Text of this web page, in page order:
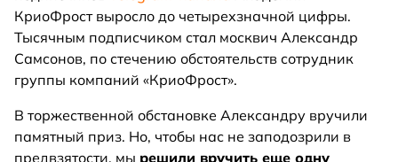
КриоФрост выросло до четырехзначной цифры.
Тысячным подписчиком стал москвич Александр
Самсонов, по стечению обстоятельств сотрудник
группы компаний «КриоФрост».
В торжественной обстановке Александру вручили
памятный приз. Но, чтобы нас не заподозрили в
предвзятости, мы решили вручить еще одну